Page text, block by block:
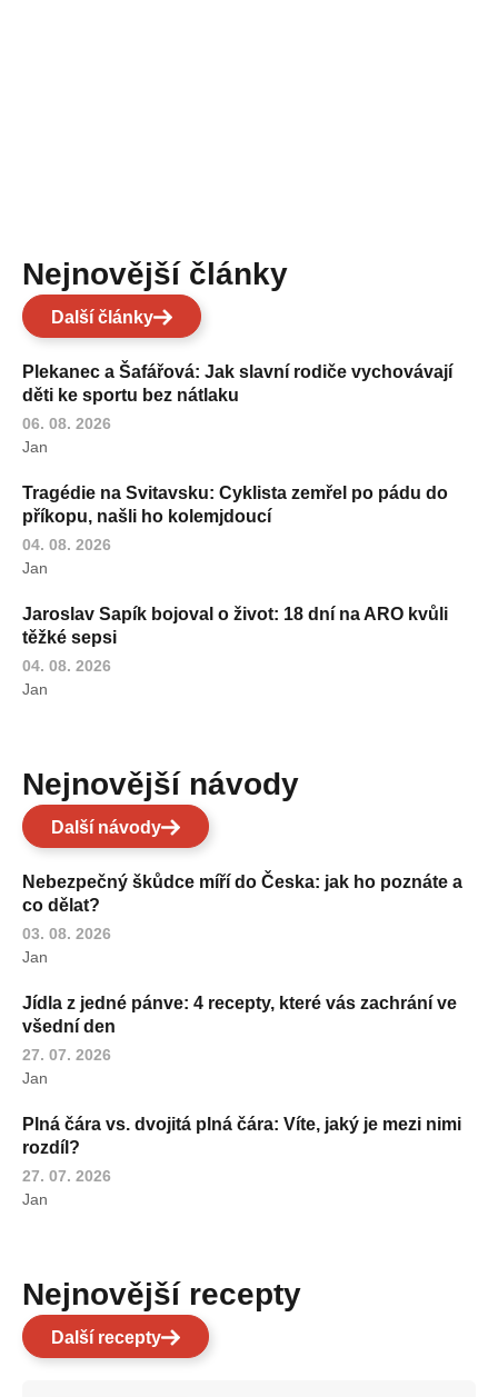
Nejnovější články
Další články
Plekanec a Šafářová: Jak slavní rodiče vychovávají
děti ke sportu bez nátlaku
06. 08. 2026
Jan
Tragédie na Svitavsku: Cyklista zemřel po pádu do
příkopu, našli ho kolemjdoucí
04. 08. 2026
Jan
Jaroslav Sapík bojoval o život: 18 dní na ARO kvůli
těžké sepsi
04. 08. 2026
Jan
Nejnovější návody
Další návody
Nebezpečný škůdce míří do Česka: jak ho poznáte a
co dělat?
03. 08. 2026
Jan
Jídla z jedné pánve: 4 recepty, které vás zachrání ve
všední den
27. 07. 2026
Jan
Plná čára vs. dvojitá plná čára: Víte, jaký je mezi nimi
rozdíl?
27. 07. 2026
Jan
Nejnovější recepty
Další recepty